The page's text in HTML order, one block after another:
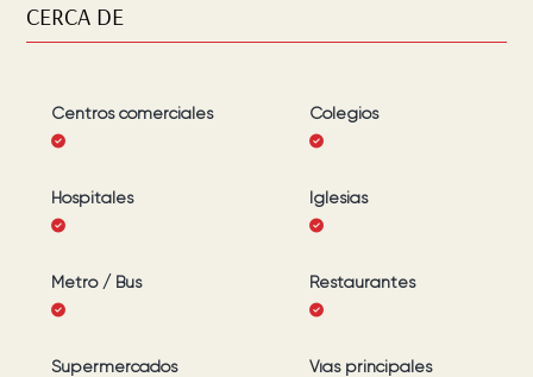
CERCA DE
Centros comerciales Colegios
Hospitales Iglesias
Metro / Bus Restaurantes
Supermercados Vías principales